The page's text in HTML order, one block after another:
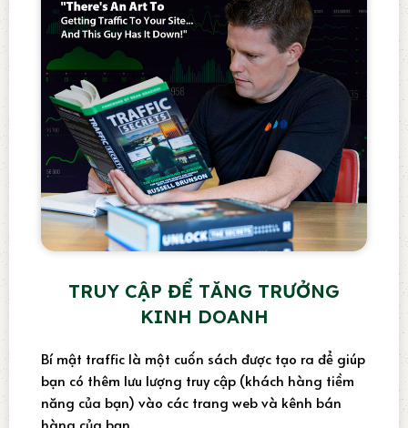
TRUY CẬP ĐỂ TĂNG TRƯỞNG
KINH DOANH
Bí mật traffic là một cuốn sách được tạo ra để giúp
bạn có thêm lưu lượng truy cập (khách hàng tiềm
năng của bạn) vào các trang web và kênh bán
hàng của bạn.